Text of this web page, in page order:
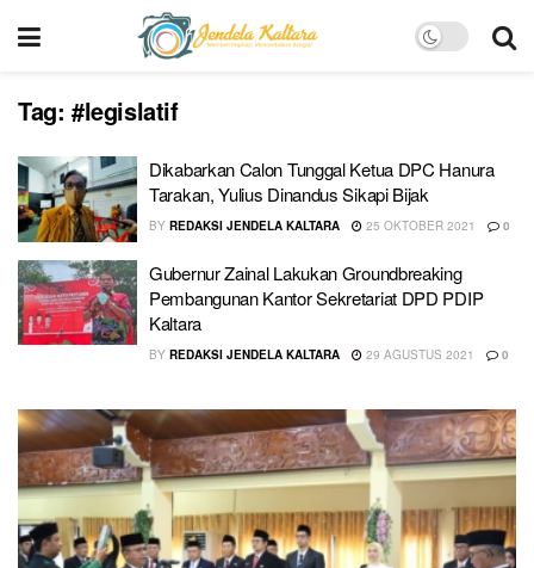
Tag: #legislatif
Dikabarkan Calon Tunggal Ketua DPC Hanura
Tarakan, Yulius Dinandus Sikapi Bijak
BY REDAKSI JENDELA KALTARA 25 OKTOBER 2021 0
Gubernur Zainal Lakukan Groundbreaking
Pembangunan Kantor Sekretariat DPD PDIP
Kaltara
BY REDAKSI JENDELA KALTARA 29 AGUSTUS 2021 0